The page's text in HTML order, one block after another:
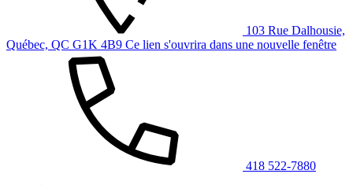
103 Rue Dalhousie,
Québec, QC G1K 4B9 Ce lien s'ouvrira dans une nouvelle fenêtre
418 522-7880